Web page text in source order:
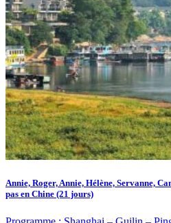
Annie, Roger, Annie, Hélène, Servanne,
pas en Chine (21 jours)